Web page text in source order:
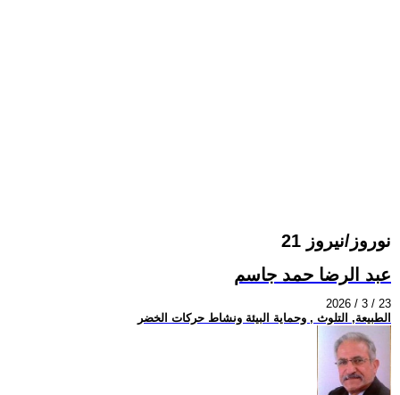
21 نوروز/نيروز
عبد الرضا حمد جاسم
2026 / 3 / 23
الطبيعة, التلوث , وحماية البيئة ونشاط حركات الخضر